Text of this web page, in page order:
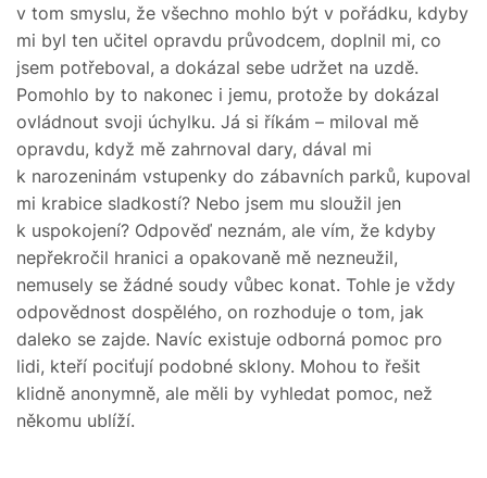
v tom smyslu, že všechno mohlo být v pořádku, kdyby
mi byl ten učitel opravdu průvodcem, doplnil mi, co
jsem potřeboval, a dokázal sebe udržet na uzdě.
Pomohlo by to nakonec i jemu, protože by dokázal
ovládnout svoji úchylku. Já si říkám – miloval mě
opravdu, když mě zahrnoval dary, dával mi
k narozeninám vstupenky do zábavních parků, kupoval
mi krabice sladkostí? Nebo jsem mu sloužil jen
k uspokojení? Odpověď neznám, ale vím, že kdyby
nepřekročil hranici a opakovaně mě nezneužil,
nemusely se žádné soudy vůbec konat. Tohle je vždy
odpovědnost dospělého, on rozhoduje o tom, jak
daleko se zajde. Navíc existuje odborná pomoc pro
lidi, kteří pociťují podobné sklony. Mohou to řešit
klidně anonymně, ale měli by vyhledat pomoc, než
někomu ublíží.